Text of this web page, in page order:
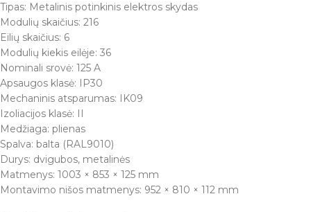
Tipas: Metalinis potinkinis elektros skydas
Modulių skaičius: 216
Eilių skaičius: 6
Modulių kiekis eilėje: 36
Nominali srovė: 125 A
Apsaugos klasė: IP30
Mechaninis atsparumas: IK09
Izoliacijos klasė: II
Medžiaga: plienas
Spalva: balta (RAL9010)
Durys: dvigubos, metalinės
Matmenys: 1003 × 853 × 125 mm
Montavimo nišos matmenys: 952 × 810 × 112 mm